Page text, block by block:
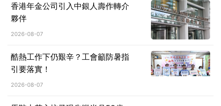
香港年金公司引入中銀人壽作轉介
夥伴
2026-08-07
酷熱工作下仍艱辛？工會籲防暑指
引要落實！
2026-08-07